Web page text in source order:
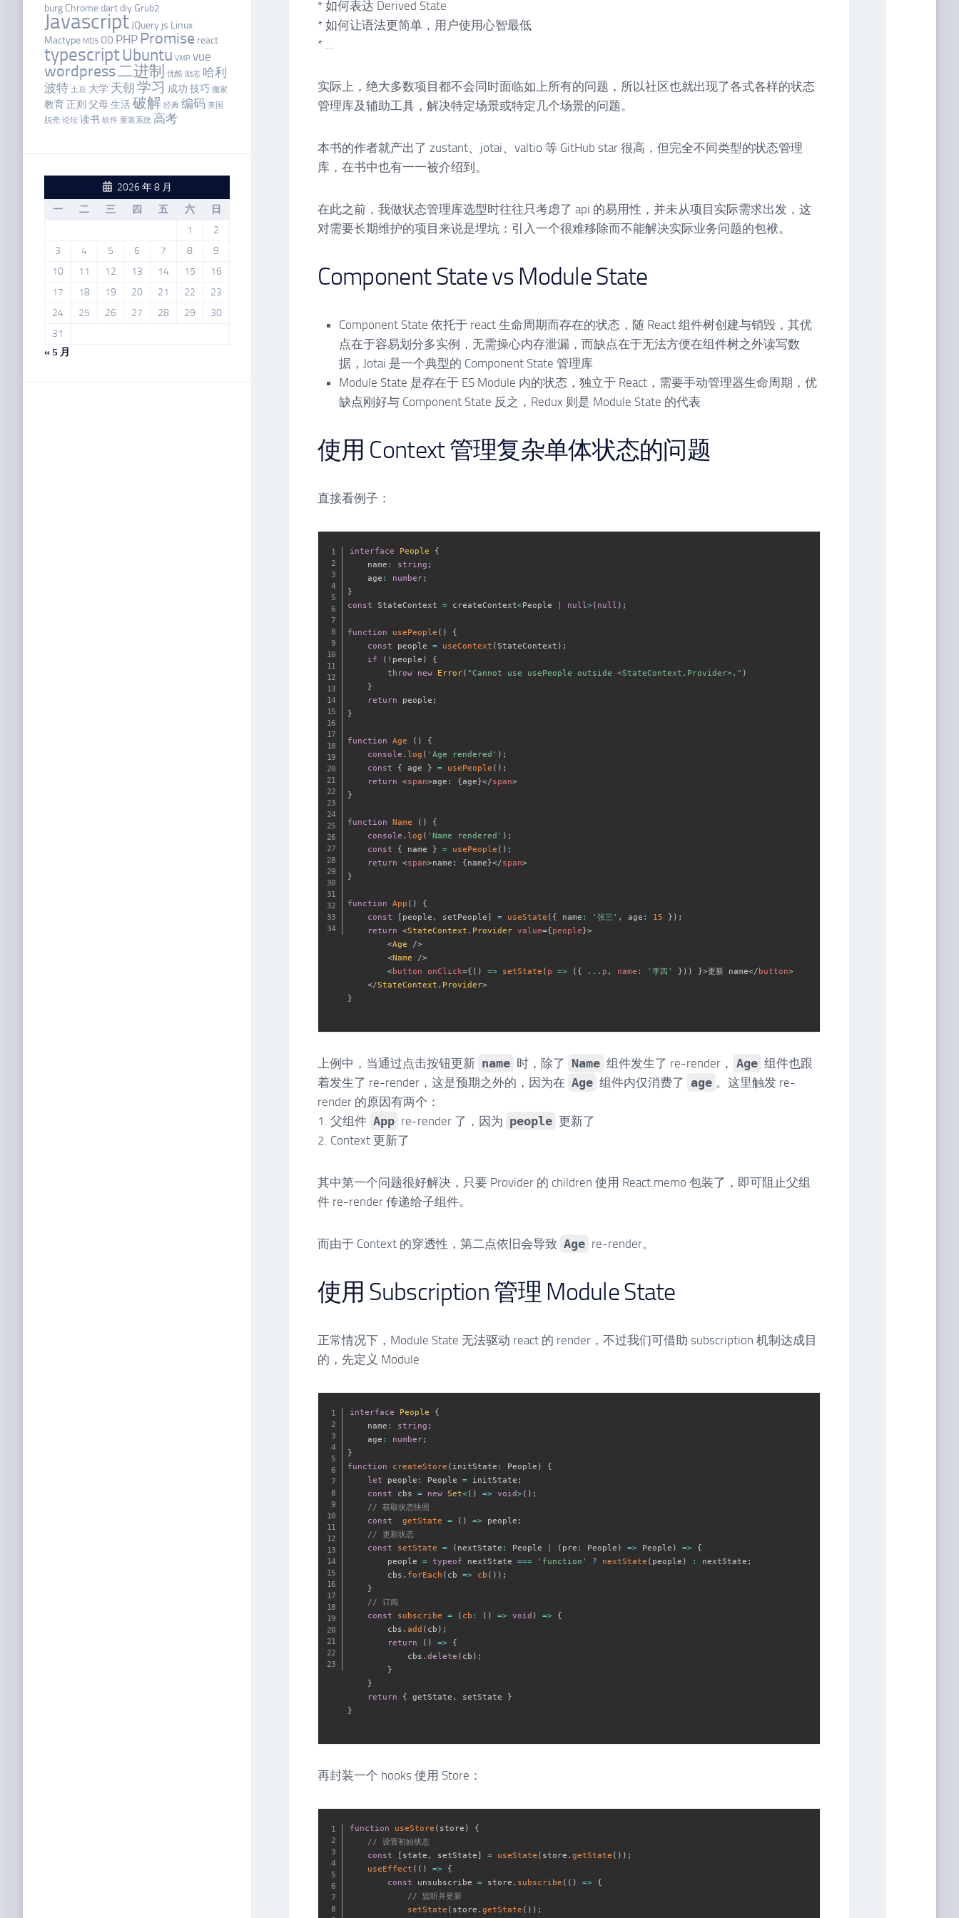
burg Chromedartdiy Grub2
Javascript JQuery js Linux
Mactype MD5 OD PHP Promise react
typescriptUbuntu VMP vue
wordpress二进制 优酷 励志 哈利
波特 土豆 大学 天朝 学习 成功 技巧 搬家
教育 正则 父母生活破解 经典 编码 美国
脱壳 论坛 读书 软件 重装系统 高考
2026 年 8 月
一
二 三 四 五 六
日
1
2
3
4 5 6 7 8
9
10
11 12 13 14 15
16
17
18 19 20 21 22
23
24
25 26 27 28 29
30
31
« 5 月
* 如何表达 Derived State
* 如何让语法更简单，用户使用心智最低
* …
实际上，绝大多数项目都不会同时面临如上所有的问题，所以社区也就出现了各式各样的状态
管理库及辅助工具，解决特定场景或特定几个场景的问题。
本书的作者就产出了 zustant、jotai、valtio 等 GitHub star 很高，但完全不同类型的状态管理
库，在书中也有一一被介绍到。
在此之前，我做状态管理库选型时往往只考虑了 api 的易用性，并未从项目实际需求出发，这
对需要长期维护的项目来说是埋坑：引入一个很难移除而不能解决实际业务问题的包袱。
Component State vs Module State
Component State 依托于 react 生命周期而存在的状态，随 React 组件树创建与销毁，其优
点在于容易划分多实例，无需操心内存泄漏，而缺点在于无法方便在组件树之外读写数
据，Jotai 是一个典型的 Component State 管理库
Module State 是存在于 ES Module 内的状态，独立于 React，需要手动管理器生命周期，优
缺点刚好与 Component State 反之，Redux 则是 Module State 的代表
使用 Context 管理复杂单体状态的问题
直接看例子：
interface People
{
    name
: string ;
    age
: number;
}
const StateContext = createContext<People null> ( null ) ;
function usePeople ( )
{
const people = useContext (StateContext ) ;
if
( ! people )
{
throw
new Error( "Cannot use usePeople outside <StateContext.Provider>." )
}
return people ;
}
function Age ( )
{
console .log ( 'Age rendered' ) ;
const
{ age } = usePeople ( ) ;
return
<span>age: {age}</span>
}
function Name ( )
{
console .log ( 'Name rendered' ) ;
const
{ name } = usePeople ( ) ;
return
<span>name: {name}</span>
}
function App ( )
{
const
[ people , setPeople ] = useState ( { name : '张三' , age : 15 } ) ;
return
<StateContext.Provider value={people}>
<Age
/>
<Name
/>
< button onClick={ ( ) => setState ( p => ( { ... p , name : '李四' } ) ) }>更新 name</ button>
</StateContext.Provider>
}
上例中，当通过点击按钮更新 name 时，除了 Name 组件发生了 re-render， Age 组件也跟
着发生了 re-render，这是预期之外的，因为在 Age 组件内仅消费了 age 。这里触发 re-
render 的原因有两个：
1. 父组件 App re-render 了，因为 people 更新了
2. Context 更新了
其中第一个问题很好解决，只要 Provider 的 children 使用 React.memo 包装了，即可阻止父组
件 re-render 传递给子组件。
而由于 Context 的穿透性，第二点依旧会导致 Age re-render。
使用 Subscription 管理 Module State
正常情况下，Module State 无法驱动 react 的 render，不过我们可借助 subscription 机制达成目
的，先定义 Module
interface People
{
    name
: string ;
    age
: number;
}
function
createStore ( initState : People )
{
let people : People = initState ;
const cbs = new Set< ( ) => void> ( ) ;
// 获取状态快照
const
getState = ( ) => people ;
// 更新状态
const
setState = ( nextState : People ( pre : People ) => People ) =>
{
        people
= typeof nextState === 'function' ? nextState ( people ) : nextState ;
        cbs
. forEach ( cb => cb ( ) ) ;
}
// 订阅
const
subscribe = ( cb : ( ) => void ) =>
{
        cbs
.add ( cb ) ;
return
( ) =>
{
            cbs
.delete ( cb ) ;
}
}
return
{ getState , setState }
}
再封装一个 hooks 使用 Store：
function useStore ( store )
{
// 设置初始状态
const
[ state , setState ] = useState ( store .getState ( ) ) ;
useEffect ( ( ) =>
{
const unsubscribe = store . subscribe ( ( ) =>
{
// 监听并更新
setState ( store .getState ( ) ) ;